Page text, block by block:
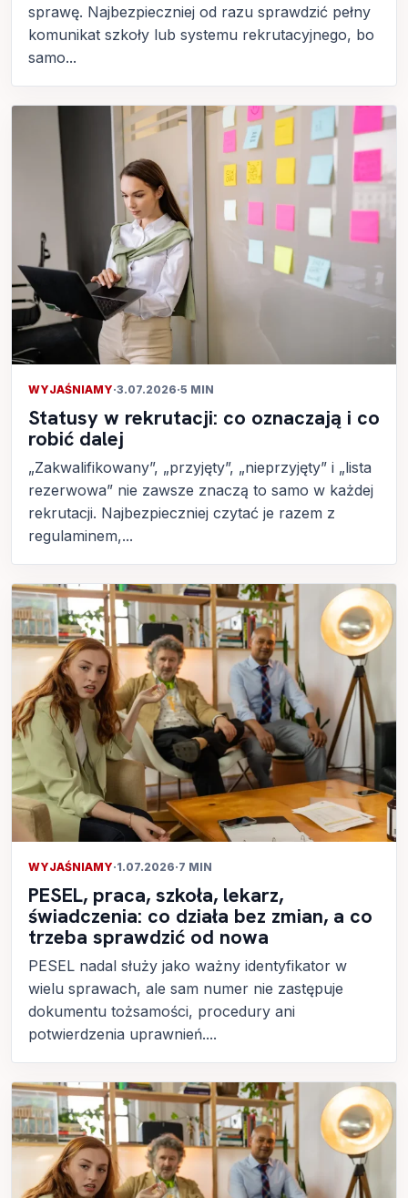
sprawę. Najbezpieczniej od razu sprawdzić pełny
komunikat szkoły lub systemu rekrutacyjnego, bo
samo...
WYJAŚNIAMY·3.07.2026·5 MIN
Statusy w rekrutacji: co oznaczają i co
robić dalej
„Zakwalifikowany”, „przyjęty”, „nieprzyjęty” i „lista
rezerwowa” nie zawsze znaczą to samo w każdej
rekrutacji. Najbezpieczniej czytać je razem z
regulaminem,...
WYJAŚNIAMY·1.07.2026·7 MIN
PESEL, praca, szkoła, lekarz,
świadczenia: co działa bez zmian, a co
trzeba sprawdzić od nowa
PESEL nadal służy jako ważny identyfikator w
wielu sprawach, ale sam numer nie zastępuje
dokumentu tożsamości, procedury ani
potwierdzenia uprawnień....